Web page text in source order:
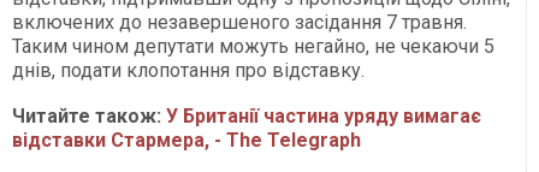
включених до незавершеного засідання 7 травня.
Таким чином депутати можуть негайно, не чекаючи 5
днів, подати клопотання про відставку.
Читайте також: У Британії частина уряду вимагає
відставки Стармера, - The Telegraph